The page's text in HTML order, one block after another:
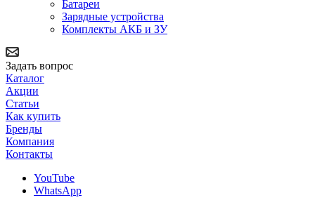
Батареи
Зарядные устройства
Комплекты АКБ и ЗУ
Задать вопрос
Каталог
Акции
Статьи
Как купить
Бренды
Компания
Контакты
YouTube
WhatsApp